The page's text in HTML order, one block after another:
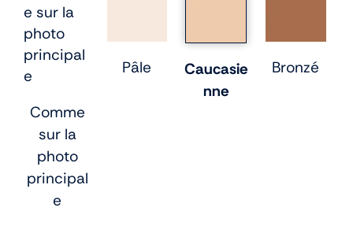
Comme
sur la
photo
principal
e
Pâle
Caucasie
nne
Bronzé